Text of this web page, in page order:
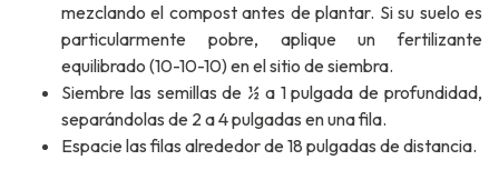
mezclando el compost antes de plantar. Si su suelo es
particularmente pobre, aplique un fertilizante
equilibrado (10-10-10) en el sitio de siembra.
Siembre las semillas de ½ a 1 pulgada de profundidad,
separándolas de 2 a 4 pulgadas en una fila.
Espacie las filas alrededor de 18 pulgadas de distancia.